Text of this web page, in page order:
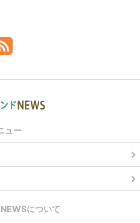
ュー
について